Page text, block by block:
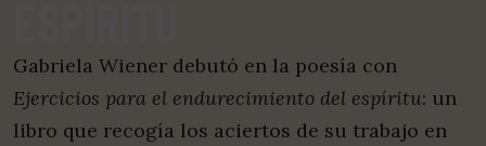
Gabriela Wiener debutó en la poesía con
Ejercicios para el endurecimiento del espíritu: un
libro que recogía los aciertos de su trabajo en